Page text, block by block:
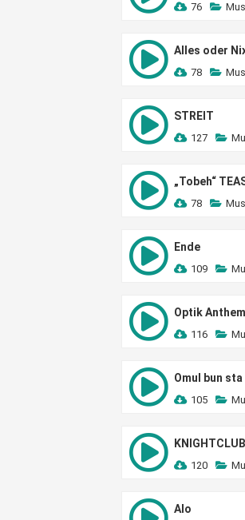
76
Alles oder
78
STREIT
127
„Tobeh“
78
Ende
109
Optik Anthem
116
Omul bun
105
KNIGHTCLUB
120
Alo